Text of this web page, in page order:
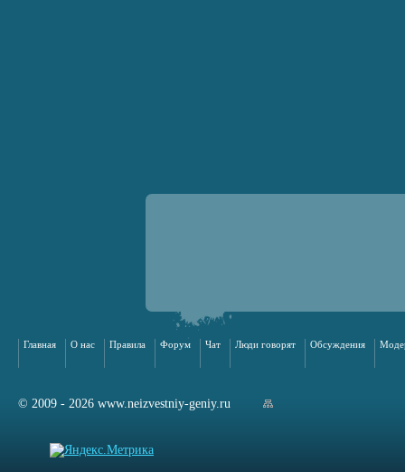
Главная О нас Правила Форум Чат Люди говорят Обсуждения
© 2009 - 2026 www.neizvestniy-geniy.ru
сайта